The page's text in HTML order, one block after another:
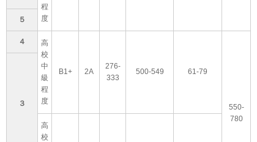
程
度
５
４
高
校
中
級
程
度
B1+ 2A
276-
333
500-549 61-79
550-
780
３
高
校